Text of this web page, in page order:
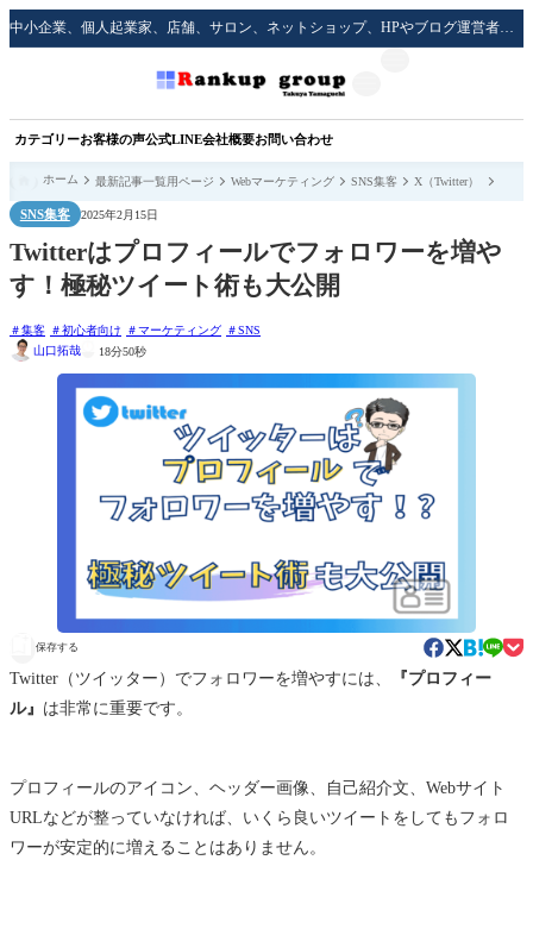
中小企業、個人起業家、店舗、サロン、ネットショップ、HPやブログ運営者のための実践的な集客方法をサポート！
カテゴリーお客様の声公式LINE会社概要お問い合わせ
ホーム 最新記事一覧用ページ Webマーケティング SNS集客 X（Twitter）
SNS集客 2025年2月15日
Twitterはプロフィールでフォロワーを増や
す！極秘ツイート術も大公開
集客 初心者向け マーケティング
SNS
山口拓哉
18分50秒
保存する
Twitter（ツイッター）でフォロワーを増やすには、
『プロフィー
ル』 は非常に重要です。
プロフィールのアイコン、ヘッダー画像、自己紹介文、Webサイト
URLなどが整っていなければ、いくら良いツイートをしてもフォロ
ワーが安定的に増えることはありません。